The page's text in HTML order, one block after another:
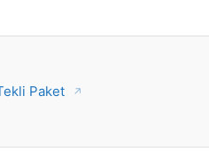
Paket